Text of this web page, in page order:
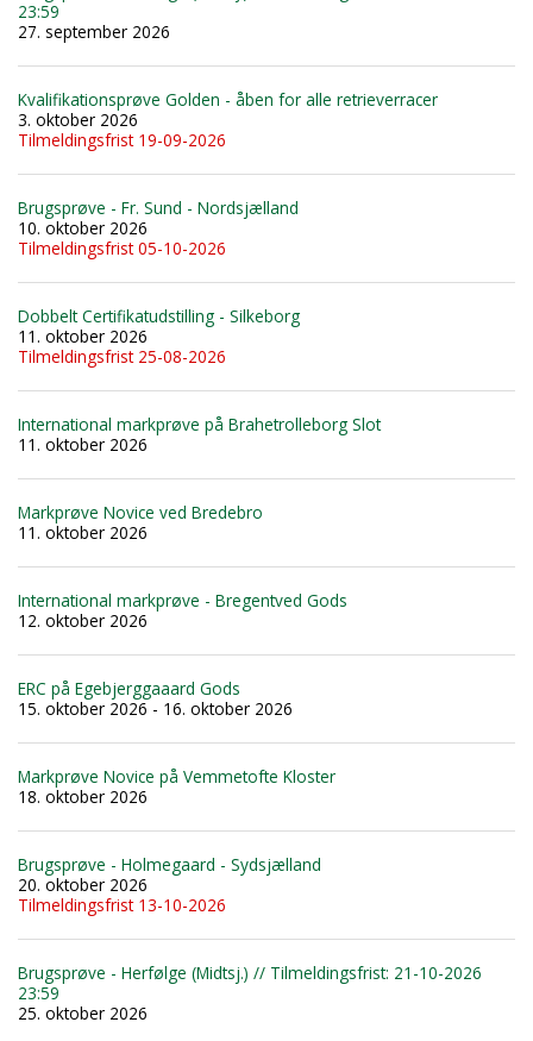
23:59
27. september 2026
Kvalifikationsprøve Golden - åben for alle retrieverracer
3. oktober 2026
Tilmeldingsfrist 19-09-2026
Brugsprøve - Fr. Sund - Nordsjælland
10. oktober 2026
Tilmeldingsfrist 05-10-2026
Dobbelt Certifikatudstilling - Silkeborg
11. oktober 2026
Tilmeldingsfrist 25-08-2026
International markprøve på Brahetrolleborg Slot
11. oktober 2026
Markprøve Novice ved Bredebro
11. oktober 2026
International markprøve - Bregentved Gods
12. oktober 2026
ERC på Egebjerggaaard Gods
15. oktober 2026 - 16. oktober 2026
Markprøve Novice på Vemmetofte Kloster
18. oktober 2026
Brugsprøve - Holmegaard - Sydsjælland
20. oktober 2026
Tilmeldingsfrist 13-10-2026
Brugsprøve - Herfølge (Midtsj.) // Tilmeldingsfrist: 21-10-2026
23:59
25. oktober 2026